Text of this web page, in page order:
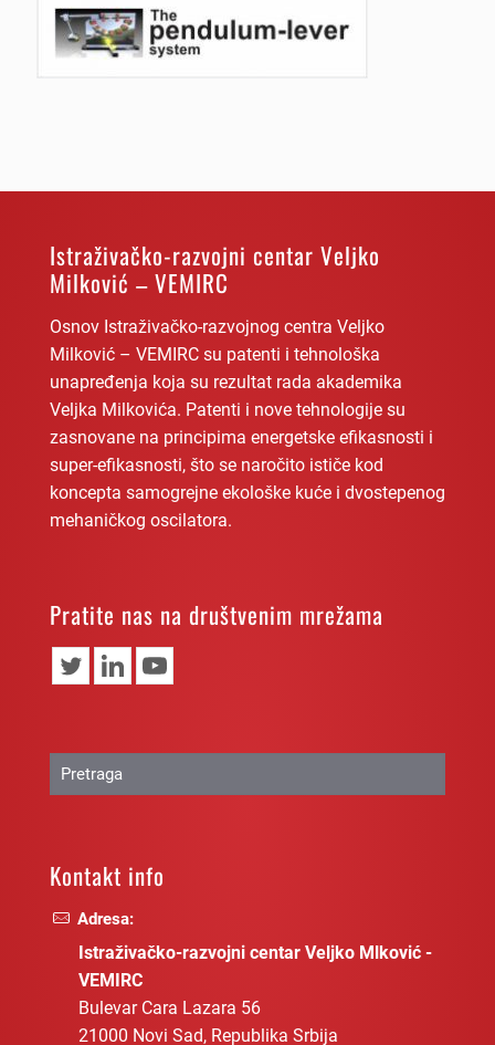
Istraživačko-razvojni centar Veljko
Milković – VEMIRC
Osnov Istraživačko-razvojnog centra Veljko
Milković – VEMIRC su patenti i tehnološka
unapređenja koja su rezultat rada akademika
Veljka Milkovića. Patenti i nove tehnologije su
zasnovane na principima energetske efikasnosti i
super-efikasnosti, što se naročito ističe kod
koncepta samogrejne ekološke kuće i dvostepenog
mehaničkog oscilatora.
Pratite nas na društvenim mrežama
Kontakt info
Adresa:
Istraživačko-razvojni centar Veljko Mlković -
VEMIRC
Bulevar Cara Lazara 56
21000 Novi Sad, Republika Srbija